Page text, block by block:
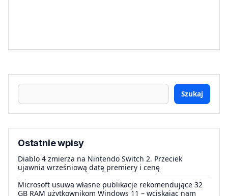
Szukaj
Ostatnie wpisy
Diablo 4 zmierza na Nintendo Switch 2. Przeciek
ujawnia wrześniową datę premiery i cenę
Microsoft usuwa własne publikacje rekomendujące 32
GB RAM użytkownikom Windows 11 – wciskając nam